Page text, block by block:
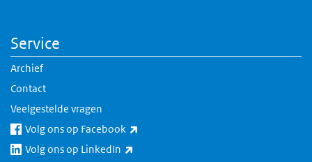
Service
Archief
Contact
Veelgestelde vragen
Volg ons op Facebook
Volg ons op LinkedIn